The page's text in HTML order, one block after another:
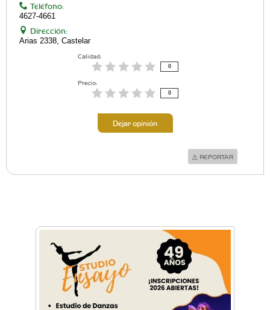
Teléfono:
4627-4661
Dirección:
Arias 2338, Castelar
Calidad:
0
Precio:
0
Dejar opinión
REPORTAR